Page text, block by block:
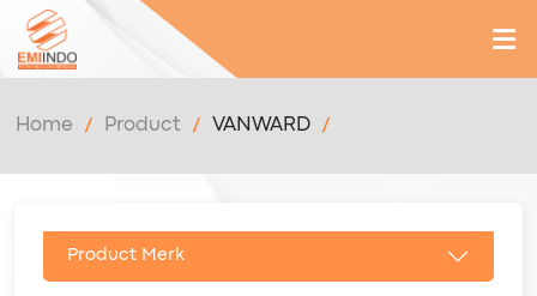
Home Product VANWARD
Product Merk